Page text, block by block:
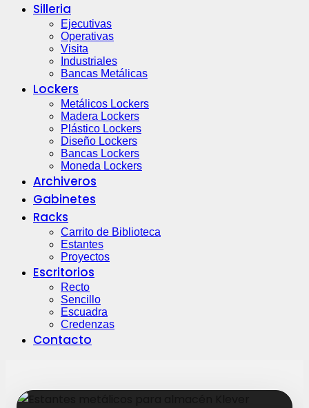
Silleria
Ejecutivas
Operativas
Visita
Industriales
Bancas Metálicas
Lockers
Metálicos Lockers
Madera Lockers
Plástico Lockers
Diseño Lockers
Bancas Lockers
Moneda Lockers
Archiveros
Gabinetes
Racks
Carrito de Biblioteca
Estantes
Proyectos
Escritorios
Recto
Sencillo
Escuadra
Credenzas
Contacto